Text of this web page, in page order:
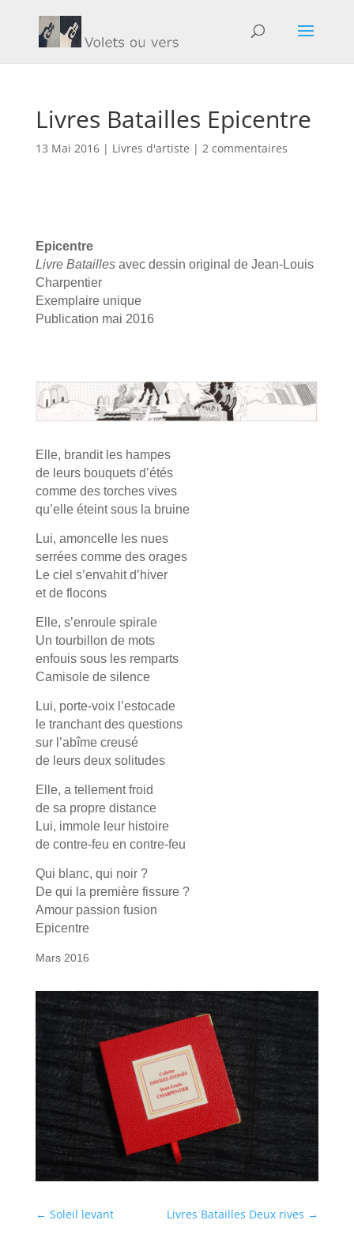
Livres Batailles Epicentre
13 Mai 2016| Livres d'artiste | 2 commentaires
Epicentre
Livre Bataillesavec dessin original de Jean-Louis
Charpentier
Exemplaire unique
Publication mai 2016
Elle, brandit les hampes
de leurs bouquets d’étés
comme des torches vives
qu’elle éteint sous la bruine
Lui, amoncelle les nues
serrées comme des orages
Le ciel s’envahit d’hiver
et de flocons
Elle, s’enroule spirale
Un tourbillon de mots
enfouis sous les remparts
Camisole de silence
Lui, porte-voix l’estocade
le tranchant des questions
sur l’abîme creusé
de leurs deux solitudes
Elle, a tellement froid
de sa propre distance
Lui, immole leur histoire
de contre-feu en contre-feu
Qui blanc, qui noir ?
De qui la première fissure ?
Amour passion fusion
Epicentre
Mars 2016
← Soleil levant Livres Batailles Deux rives →